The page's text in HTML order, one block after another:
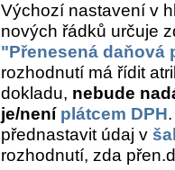
Výchozí nastavení v
nových řádků určuje
"Přenesená daňová
rozhodnutí má řídit
dokladu, nebude
je/není plátcem DPH
přednastavit údaj v
rozhodnutí, zda